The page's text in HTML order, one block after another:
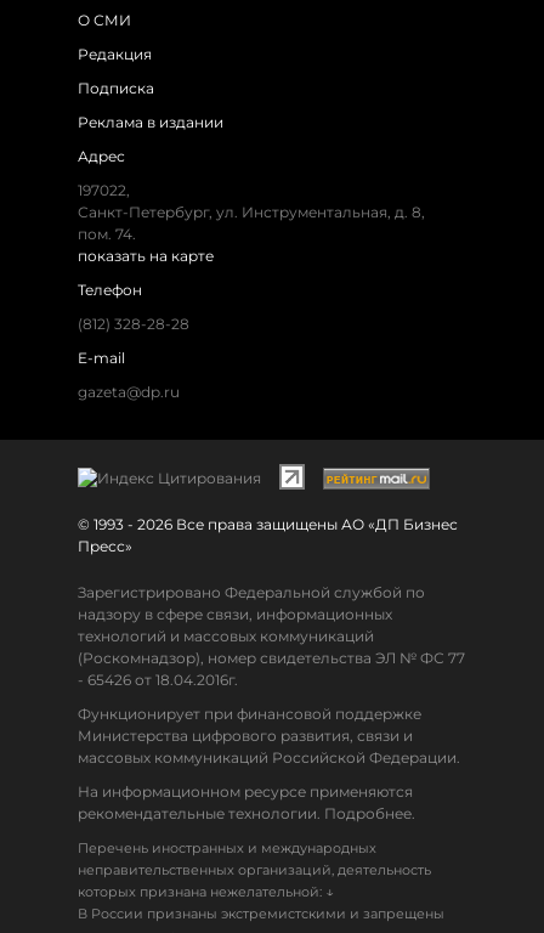
О СМИ
Редакция
Подписка
Реклама в издании
Адрес
197022,
Санкт-Петербург, ул. Инструментальная, д. 8,
пом. 74.
показать на карте
Телефон
(812) 328-28-28
E-mail
gazeta@dp.ru
© 1993 - 2026 Все права защищены АО «ДП Бизнес
Пресс»
Зарегистрировано Федеральной службой по
надзору в сфере связи, информационных
технологий и массовых коммуникаций
(Роскомнадзор), номер свидетельства ЭЛ № ФС 77
- 65426 от 18.04.2016г.
Функционирует при финансовой поддержке
Министерства цифрового развития, связи и
массовых коммуникаций Российской Федерации.
На информационном ресурсе применяются
рекомендательные технологии. Подробнее.
Перечень иностранных и международных
неправительственных организаций, деятельность
которых признана нежелательной: ↓
В России признаны экстремистскими и запрещены